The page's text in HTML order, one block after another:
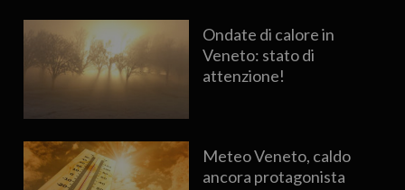
Ondate di calore in
Veneto: stato di
attenzione!
Meteo Veneto, caldo
ancora protagonista